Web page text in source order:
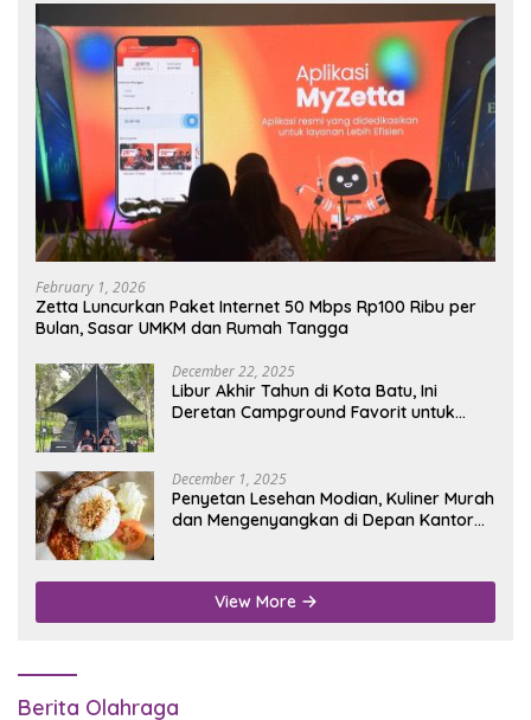
February 1, 2026
Zetta Luncurkan Paket Internet 50 Mbps Rp100 Ribu per
Bulan, Sasar UMKM dan Rumah Tangga
December 22, 2025
Libur Akhir Tahun di Kota Batu, Ini
Deretan Campground Favorit untuk
December 1, 2025
Penyetan Lesehan Modian, Kuliner Murah
dan Mengenyangkan di Depan Kantor
View More
Berita Olahraga